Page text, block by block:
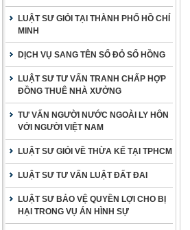
LUẬT SƯ GIỎI TẠI THÀNH PHỐ HỒ CHÍ
MINH
DỊCH VỤ SANG TÊN SỔ ĐỎ SỔ HỒNG
LUẬT SƯ TƯ VẤN TRANH CHẤP HỢP
ĐỒNG THUÊ NHÀ XƯỞNG
TƯ VẤN NGƯỜI NƯỚC NGOÀI LY HÔN
VỚI NGƯỜI VIỆT NAM
LUẬT SƯ GIỎI VỀ THỪA KẾ TẠI TPHCM
LUẬT SƯ TƯ VẤN LUẬT ĐẤT ĐAI
LUẬT SƯ BẢO VỆ QUYỀN LỢI CHO BỊ
HẠI TRONG VỤ ÁN HÌNH SỰ